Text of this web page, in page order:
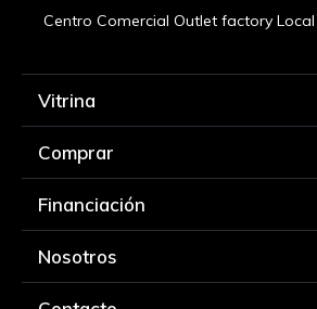
Centro Comercial Outlet factory
Vitrina
Comprar
Financiación
Nosotros